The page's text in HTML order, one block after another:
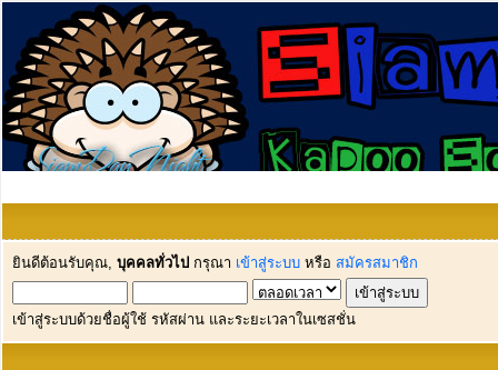
ยินดีต้อนรับคุณ, บุคคลทั่วไป กรุณา เข้าสู่ระบบ หรือ สมัครสมาชิก
เข้าสู่ระบบด้วยชื่อผู้ใช้ รหัสผ่าน และระยะเวลาในเซสชั่น